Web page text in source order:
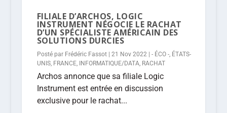
FILIALE D’ARCHOS, LOGIC
INSTRUMENT NÉGOCIE LE RACHAT
D’UN SPÉCIALISTE AMÉRICAIN DES
SOLUTIONS DURCIES
Posté par Frédéric Fassot| 21 Nov 2022| - ÉCO -, ÉTATS-
UNIS, FRANCE, INFORMATIQUE/DATA, RACHAT
Archos annonce que sa filiale Logic
Instrument est entrée en discussion
exclusive pour le rachat...